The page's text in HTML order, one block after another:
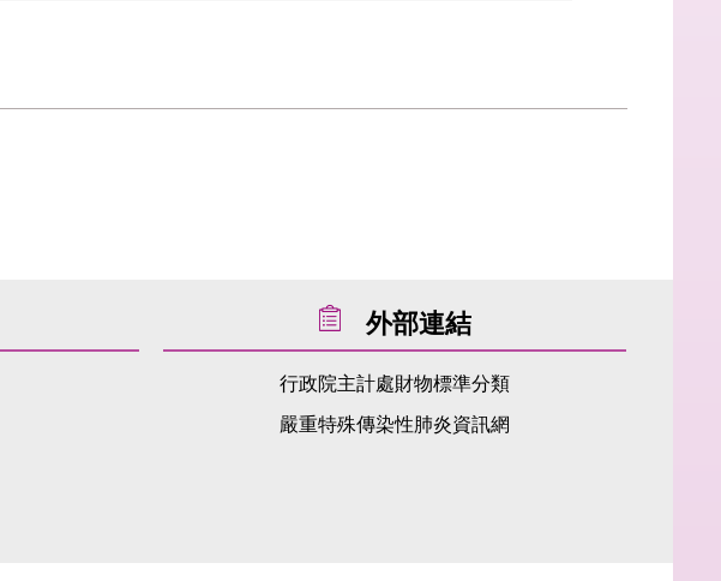
外部連結
行政院主計處財物標準分類
嚴重特殊傳染性肺炎資訊網